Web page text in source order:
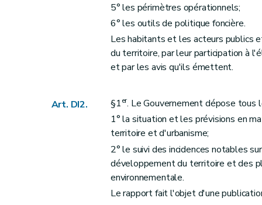
Chapitre I
er
Schéma de développement
Section 1
Définition et contenu
Art. DII2
Section 2 Procédure
Section 3
Révision
Art. DII4
Chapitre II Schéma de développement
Section 1
Définition et contenu
Art. DII5
Art. DII6
Section 2 Procédure
5° les périmètres opérationnels;
6° les outils de politique foncière.
Les habitants et les acteurs publics
du territoire, par leur participation à
et par les avis qu'ils émettent.
Art. DI2. §1er. Le Gouvernement dépose tous
1° la situation et les prévisions en
territoire et d'urbanisme;
2° le suivi des incidences notables
développement du territoire et des
environnementale.
Le rapport fait l'objet d'une